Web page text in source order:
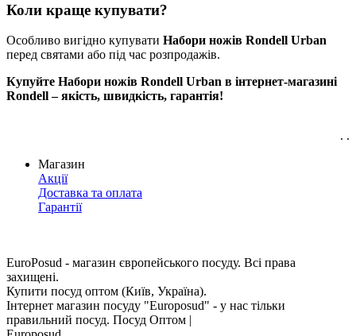
Коли краще купувати?
Особливо вигідно купувати Набори ножів Rondell Urban
перед святами або під час розпродажів.
Купуйте Набори ножів Rondell Urban в інтернет-магазині
Rondell – якість, швидкість, гарантія!
. .
Магазин
Акції
Доставка та оплата
Гарантії
EuroPosud - магазин європейського посуду. Всі права
захищені.
Купити посуд оптом (Київ, Україна).
Інтернет магазин посуду "Europosud" - у нас тільки
правильний посуд. Посуд Оптом |